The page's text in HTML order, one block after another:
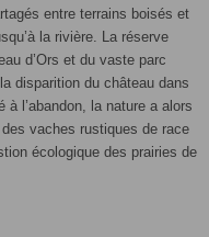
entre terrains boisés et
la rivière. La réserve
d’Ors et du vaste parc
disparition du château dans
l’abandon, la nature a alors
vaches rustiques de race
écologique des prairies de